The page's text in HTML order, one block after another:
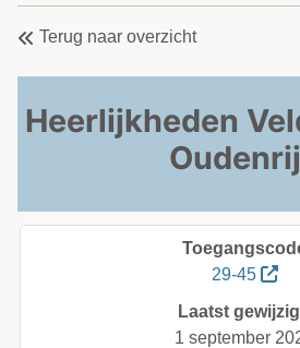
Terug naar overzicht
Heerlijkheden
29-45
Laatst
1 september